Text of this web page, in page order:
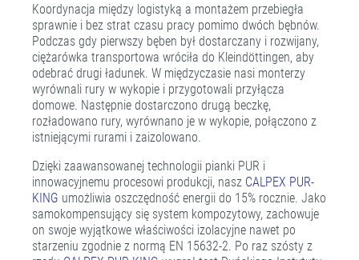
Koordynacja między logistyką a montażem przebiegła
sprawnie i bez strat czasu pracy pomimo dwóch bębnów.
Podczas gdy pierwszy bęben był dostarczany i rozwijany,
ciężarówka transportowa wróciła do Kleindöttingen, aby
odebrać drugi ładunek. W międzyczasie nasi monterzy
wyrównali rury w wykopie i przygotowali przyłącza
domowe. Następnie dostarczono drugą beczkę,
rozładowano rury, wyrównano je w wykopie, połączono z
istniejącymi rurami i zaizolowano.
Dzięki zaawansowanej technologii pianki PUR i
innowacyjnemu procesowi produkcji, nasz CALPEX PUR-
KING umożliwia oszczędność energii do 15% rocznie. Jako
samokompensujący się system kompozytowy, zachowuje
on swoje wyjątkowe właściwości izolacyjne nawet po
starzeniu zgodnie z normą EN 15632-2. Po raz szósty z